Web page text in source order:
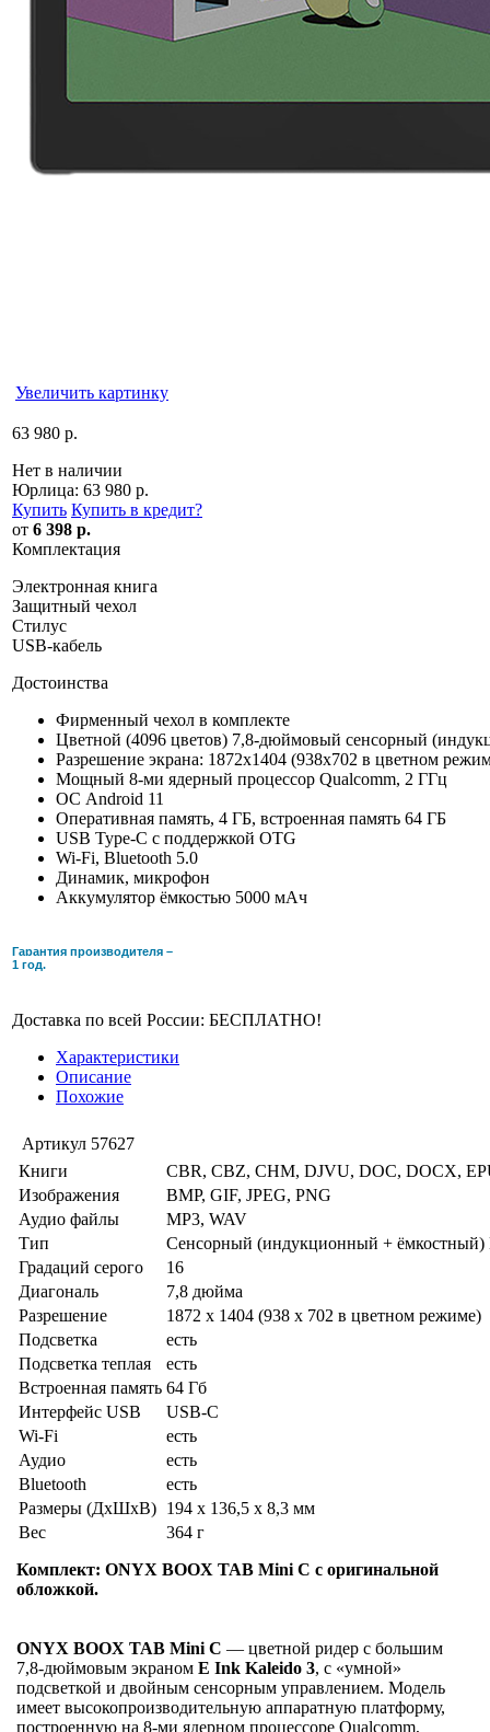
Увеличить картинку
63 980 р.
Нет в наличии
Юрлица: 63 980 р.
Купить Купить в кредит?
от 6 398 р.
Комплектация
Электронная книга
Защитный чехол
Стилус
USB-кабель
Достоинства
Фирменный чехол в комплекте
Цветной (4096 цветов) 7,8-дюймовый сенсорный
Разрешение экрана: 1872x1404 (938x702 в цветном
Мощный 8-ми ядерный процессор Qualcomm, 2 ГГц
ОС Android 11
Оперативная память, 4 ГБ, встроенная память 64 ГБ
USB Type-C с поддержкой OTG
Wi-Fi, Bluetooth 5.0
Динамик, микрофон
Аккумулятор ёмкостью 5000 мАч
Гарантия производителя –
1 год.
Доставка по всей России: БЕСПЛАТНО!
Характеристики
Описание
Похожие
Артикул 57627
Книги
CBR, CBZ, CHM, DJVU, DOC, DOCX,
Изображения
BMP, GIF, JPEG, PNG
Аудио файлы
MP3, WAV
Тип
Сенсорный (индукционный + ёмкостный)
Градаций серого
16
Диагональ
7,8 дюйма
Разрешение
1872 x 1404 (938 x 702 в цветном режиме)
Подсветка
есть
Подсветка теплая
есть
Встроенная память 64 Гб
Интерфейс USB
USB-C
Wi-Fi
есть
Аудио
есть
Bluetooth
есть
Размеры (ДхШхВ) 194 x 136,5 x 8,3 мм
Вес
364 г
Комплект: ONYX BOOX TAB Mini C с оригинальной
обложкой.
ONYX BOOX TAB Mini C — цветной ридер с большим
7,8-дюймовым экраном E Ink Kaleido 3, с «умной»
подсветкой и двойным сенсорным управлением. Модель
имеет высокопроизводительную аппаратную платформу,
построенную на 8-ми ядерном процессоре Qualcomm,